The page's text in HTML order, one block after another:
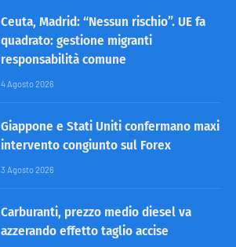
Ceuta, Madrid: “Nessun rischio”. UE fa
quadrato: gestione migranti
responsabilità comune
4 Agosto 2026
Giappone e Stati Uniti confermano maxi
intervento congiunto sul Forex
3 Agosto 2026
Carburanti, prezzo medio diesel va
azzerando effetto taglio accise